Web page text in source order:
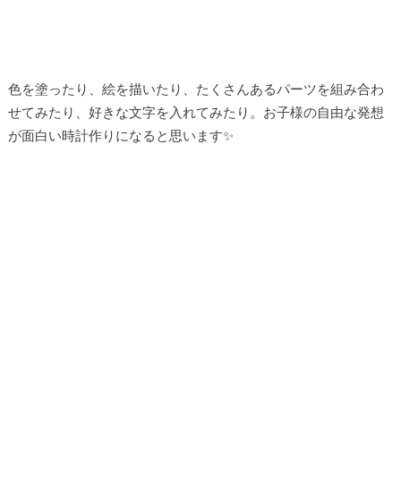
色を塗ったり、絵を描いたり、たくさんあるパーツを組み合わ
せてみたり、好きな文字を入れてみたり。お子様の自由な発想
が面白い時計作りになると思います✨